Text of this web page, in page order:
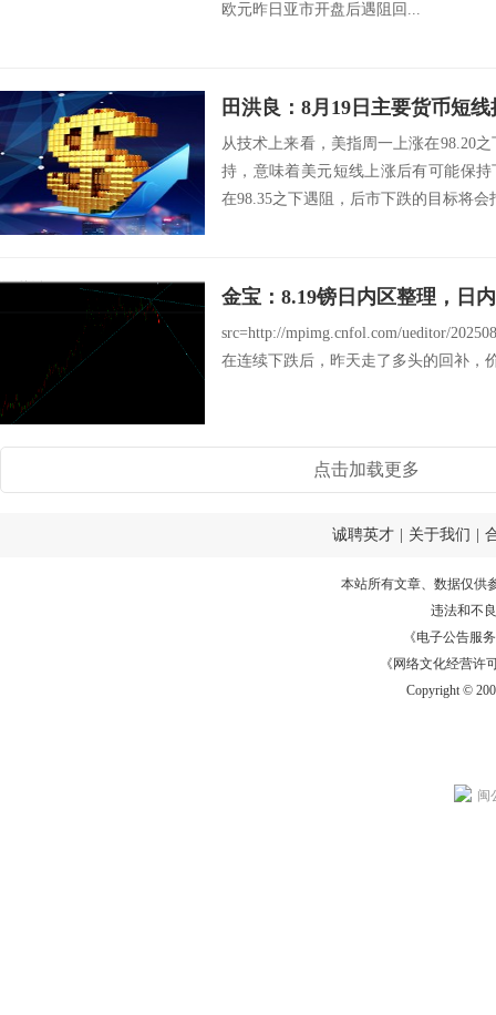
欧元昨日亚市开盘后遇阻回...
田洪良：8月19日主要货币
从技术上来看，美指周一上涨在98.20
持，意味着美元短线上涨后有可能保
在98.35之下遇阻，后市下跌的目标将会
金宝：8.19镑日内区整理，日
src=http://mpimg.cnfol.com/ueditor/
在连续下跌后，昨天走了多头的回补，
点击加载更多
诚聘英才 关于我们
本站所有文章、数据仅供
违法和不
《电子公告服务
《网络文化经营许
Copyright ©
闽